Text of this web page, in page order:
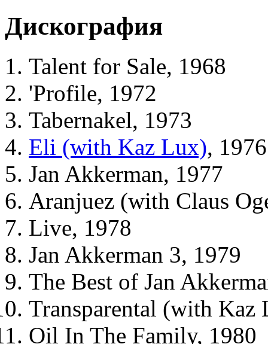
Дискография
Talent for Sale, 1968
'Profile, 1972
Tabernakel, 1973
Eli (with Kaz Lux), 1976
Jan Akkerman, 1977
Aranjuez (with Claus
Live, 1978
Jan Akkerman 3, 1979
The Best of Jan
Transparental (with Kaz
Oil In The Family, 1980